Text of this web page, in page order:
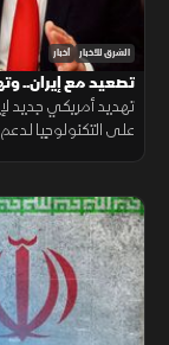
الشرق للأخبار أخبار
تصعيد مع إيران..
تهديد أمريكي جديد
على التكنولوجيا